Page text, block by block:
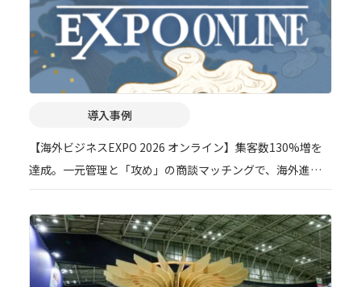
導入事例
【海外ビジネスEXPO 2026 オンライン】集客数130%増を
達成。一元管理と「攻め」の商談マッチングで、海外進出
支援イベントのDXを加速